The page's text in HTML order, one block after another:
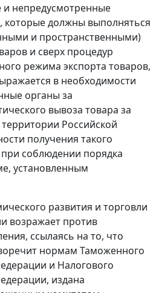
и непредусмотренные
которые должны выполняться
и пространственными)
и сверх процедур
режима экспорта товаров,
в необходимости
органы за
вывоза товара за
Российской
получения такого
соблюдении порядка
установленным
развития и торговли
возражает против
ссылаясь на то, что
нормам Таможенного
и Налогового
издана